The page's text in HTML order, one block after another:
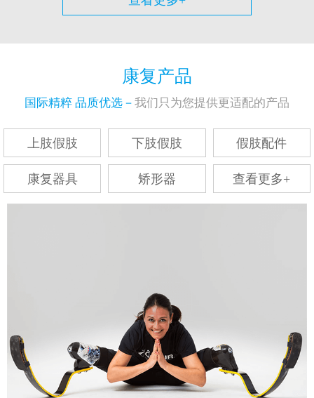
康复产品
国际精粹 品质优选－ 我们只为您提供更适配的产品
上肢假肢 下肢假肢 假肢配件
康复器具 矫形器 查看更多+